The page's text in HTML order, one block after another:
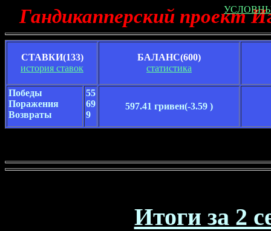
Гандикапперский проект
СТАВКИ(133)
история ставок
БАЛАНС(600)
статистика
Победы
Поражения
Возвраты
55
69
9
597.41 гривен(-3.59 )
Итоги за 2